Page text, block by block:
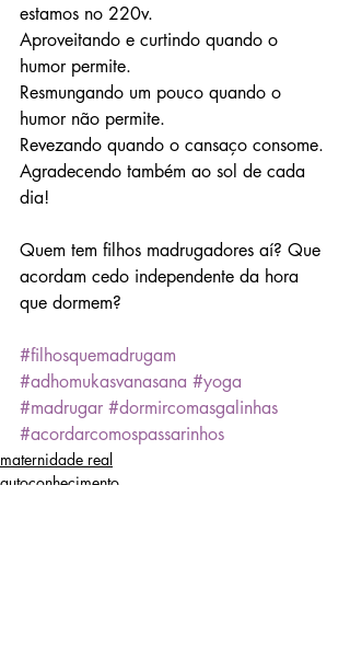
estamos no 220v.
Aproveitando e curtindo quando o
humor permite.
Resmungando um pouco quando o
humor não permite.
Revezando quando o cansaço consome.
Agradecendo também ao sol de cada
dia!
Quem tem filhos madrugadores aí? Que
acordam cedo independente da hora
que dormem?
#filhosquemadrugam
#adhomukasvanasana #yoga
#madrugar #dormircomasgalinhas
#acordarcomospassarinhos
maternidade real
autoconhecimento